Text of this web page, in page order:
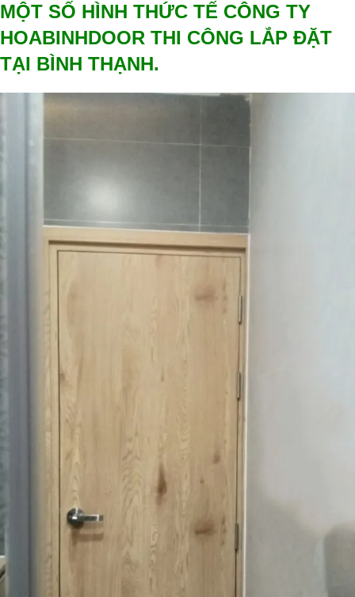
MỘT SỐ HÌNH THỨC TẾ CÔNG TY
HOABINHDOOR THI CÔNG LẮP ĐẶT
TẠI BÌNH THẠNH.